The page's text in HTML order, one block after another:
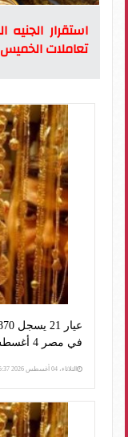
تعاملات الخميس
في مصر 4 أغسطس 2026
الثلاثاء، 04 أغسطس 2026 05:37 م